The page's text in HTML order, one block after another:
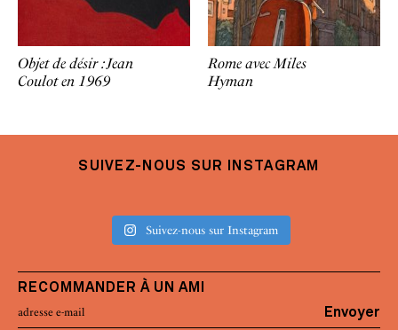
Objet de désir : Jean
Coulot en 1969
Rome avec Miles
Hyman
SUIVEZ-NOUS SUR INSTAGRAM
Suivez-nous sur Instagram
RECOMMANDER À UN AMI
Envoyer